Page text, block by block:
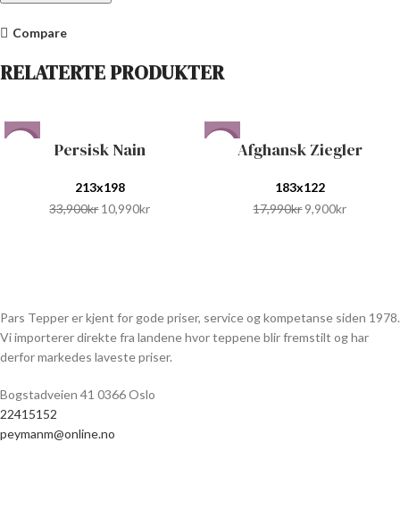
Compare
RELATERTE PRODUKTER
Persisk Nain
213x198
33,900kr 10,990kr
Afghansk Ziegler
183x122
17,990kr 9,900kr
Pars Tepper er kjent for gode priser, service og kompetanse siden 1978.
Vi importerer direkte fra landene hvor teppene blir fremstilt og har
derfor markedes laveste priser.
Bogstadveien 41 0366 Oslo
22415152
peymanm@online.no